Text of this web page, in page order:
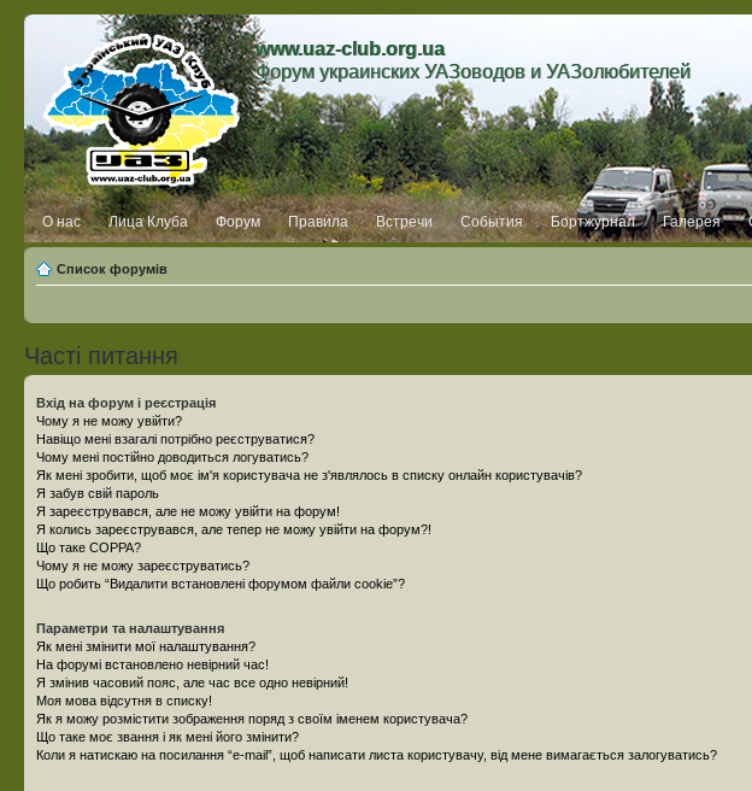
www.uaz-club.org.ua
Форум украинских УАЗоводов и УАЗолюбителей
О нас Лица Клуба Форум Правила Встречи События Бортжурнал Галерея
Список форумів
Часті питання
Вхід на форум і реєстрація
Чому я не можу увійти?
Навіщо мені взагалі потрібно реєструватися?
Чому мені постійно доводиться логуватись?
Як мені зробити, щоб моє ім'я користувача не з'являлось в списку онлайн користувачів?
Я забув свій пароль
Я зареєструвався, але не можу увійти на форум!
Я колись зареєструвався, але тепер не можу увійти на форум?!
Що таке COPPA?
Чому я не можу зареєструватись?
Що робить “Видалити встановлені форумом файли cookie”?
Параметри та налаштування
Як мені змінити мої налаштування?
На форумі встановлено невірний час!
Я змінив часовий пояс, але час все одно невірний!
Моя мова відсутня в списку!
Як я можу розмістити зображення поряд з своїм іменем користувача?
Що таке моє звання і як мені його змінити?
Коли я натискаю на посилання “e-mail”, щоб написати листа користувачу, від мене вимагається залогуватись?